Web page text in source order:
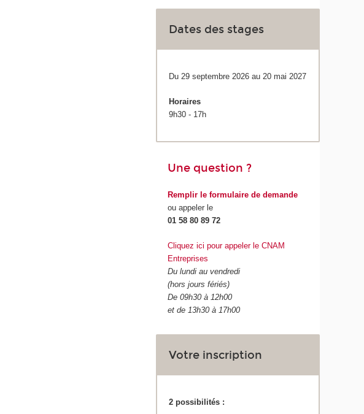
Dates des stages
Du 29 septembre 2026 au 20 mai 2027
Horaires
9h30 - 17h
Une question ?
Remplir le formulaire de demande
ou appeler le
01 58 80 89 72
Cliquez ici pour appeler le CNAM
Entreprises
Du lundi au vendredi
(hors jours fériés)
De 09h30 à 12h00
et de 13h30 à 17h00
Votre inscription
2 possibilités :